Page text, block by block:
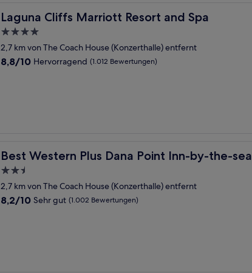
Laguna Cliffs Marriott Resort and Spa
Laguna Cliffs Marriott Resort and Spa
4.0-
Sterne-
Unterkunft
2,7 km von The Coach House (Konzerthalle) entfernt
8.8
8,8/10 Hervorragend (1.012 Bewertungen)
Best Western Plus Dana Point Inn-by-the-sea
Best Western Plus Dana Point Inn-by-the-sea
2.5-
Sterne-
Unterkunft
2,7 km von The Coach House (Konzerthalle) entfernt
8.2
8,2/10 Sehr gut (1.002 Bewertungen)